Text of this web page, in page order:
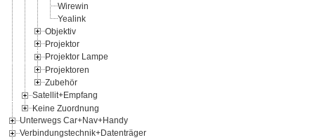
Wirewin
Yealink
Objektiv
Projektor
Projektor Lampe
Projektoren
Zubehör
Satellit+Empfang
Keine Zuordnung
Unterwegs Car+Nav+Handy
Verbindungstechnik+Datenträger